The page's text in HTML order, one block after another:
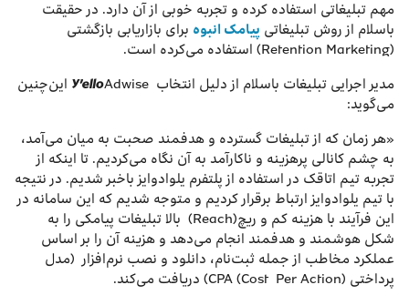
مهم تبلیغاتی استفاده کرده و تجربه خوبی از آن دارد. در حقیقت
باسلام از روش تبلیغاتی پیامک‌ انبوه برای بازاریابی بازگشتی
(Retention Marketing) استفاده می‌کرده ‌است.
مدیر اجرایی تبلیغات باسلام از دلیل انتخاب Y’elloAdwise این‌چنین
می‌گوید:
«هر زمان که از تبلیغات گسترده و هدفمند صحبت به میان می‌آمد،
به چشم کانالی پرهزینه و ناکارآمد به آن نگاه می‌کردیم. تا اینکه از
تجربه تیم اتاقک در استفاده از پلتفرم یلوادوایز باخبر شدیم. در نتیجه
با تیم یلوادوایز ارتباط برقرار کردیم و متوجه شدیم که این سامانه در
این فرآیند با هزینه کم و ریچ(Reach) بالا تبلیغات پیامکی را به
شکل هوشمند و هدفمند انجام می‌دهد و هزینه آن را بر اساس
عملکرد مخاطب از جمله ثبت‌نام، دانلود و نصب نرم‌افزار (مدل
پرداختی CPA (Cost Per Action)) دریافت می‌کند.